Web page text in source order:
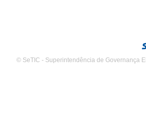
© SeTIC - Superintendência de Governança